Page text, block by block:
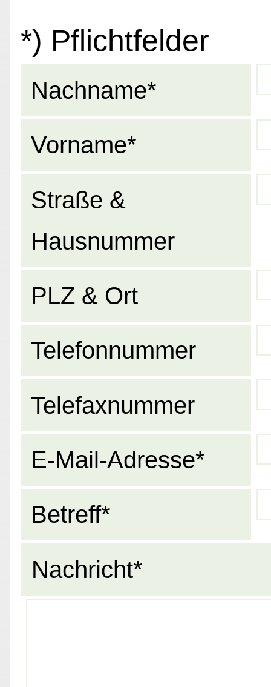
*) Pflichtfelder
Nachname*
Vorname*
Straße &
Hausnummer
PLZ & Ort
Telefonnummer
Telefaxnummer
E-Mail-Adresse*
Betreff*
Nachricht*